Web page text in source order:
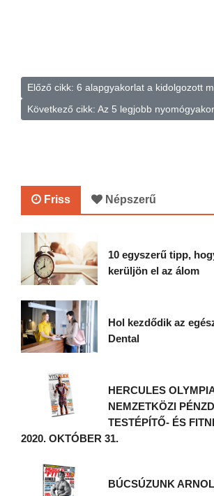
Előző cikk: 6 alapgyakorlat a kidolgozott
Következő cikk: Az 5 legjobb
Friss Népszerű
10 egyszerű tipp,
kerüljön el az álom
Hol kezdődik az
Dental
HERCULES
NEMZETKÖZI
TESTÉPÍTŐ- ÉS
2020. OKTÓBER 31.
BÚCSÚZUNK